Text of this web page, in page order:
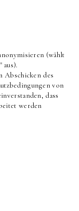
(wählt
Abschicken des
von
dass
werden